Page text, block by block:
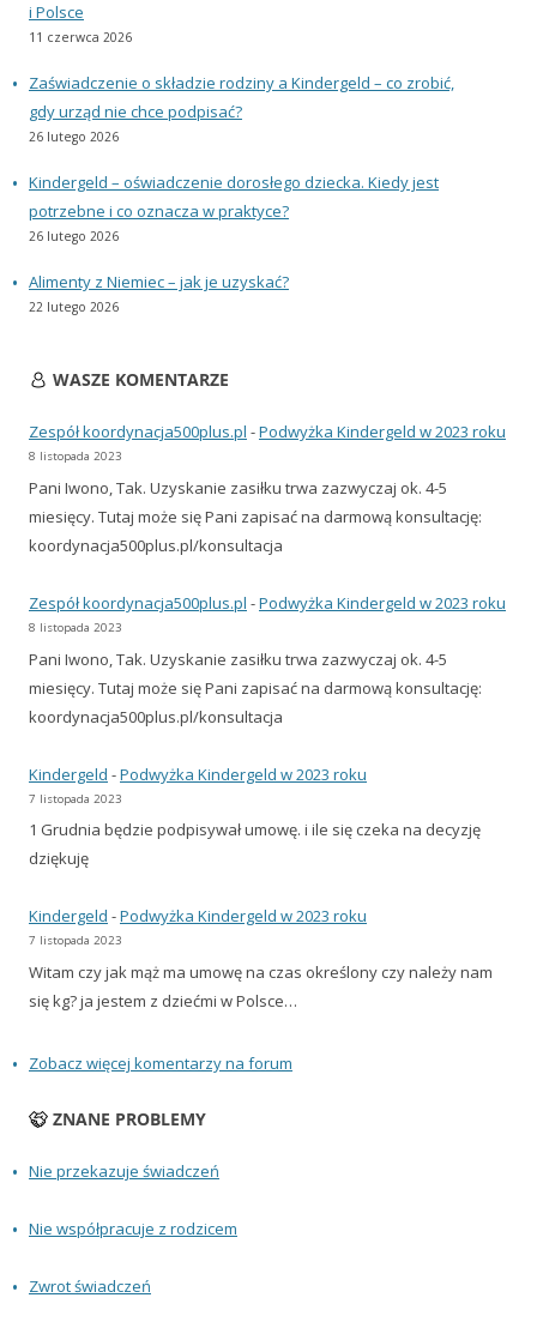
i Polsce
11 czerwca 2026
Zaświadczenie o składzie rodziny a Kindergeld – co zrobić,
gdy urząd nie chce podpisać?
26 lutego 2026
Kindergeld – oświadczenie dorosłego dziecka. Kiedy jest
potrzebne i co oznacza w praktyce?
26 lutego 2026
Alimenty z Niemiec – jak je uzyskać?
22 lutego 2026
WASZE KOMENTARZE
Zespół koordynacja500plus.pl -Podwyżka Kindergeld w 2023 roku
8 listopada 2023
Pani Iwono, Tak. Uzyskanie zasiłku trwa zazwyczaj ok. 4-5
miesięcy. Tutaj może się Pani zapisać na darmową konsultację:
koordynacja500plus.pl/konsultacja
Zespół koordynacja500plus.pl -Podwyżka Kindergeld w 2023 roku
8 listopada 2023
Pani Iwono, Tak. Uzyskanie zasiłku trwa zazwyczaj ok. 4-5
miesięcy. Tutaj może się Pani zapisać na darmową konsultację:
koordynacja500plus.pl/konsultacja
Kindergeld -Podwyżka Kindergeld w 2023 roku
7 listopada 2023
1 Grudnia będzie podpisywał umowę. i ile się czeka na decyzję
dziękuję
Kindergeld -Podwyżka Kindergeld w 2023 roku
7 listopada 2023
Witam czy jak mąż ma umowę na czas określony czy należy nam
się kg? ja jestem z dziećmi w Polsce…
Zobacz więcej komentarzy na forum
ZNANE PROBLEMY
Nie przekazuje świadczeń
Nie współpracuje z rodzicem
Zwrot świadczeń